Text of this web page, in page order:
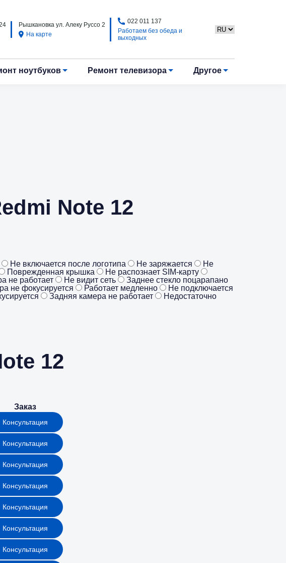
Рышкановка ул. Алеку Руссо 2
На карте
022 011 137
Работаем без обеда и
выходных
ноутбуков Ремонт телевизора Другое
Note 12
Не включается после логотипа Не заряжается
Не
Поврежденная крышка
Не распознает SIM-карту
не работает Не видит сеть
Заднее стекло поцарапано
не фокусируется Работает медленно
Не подключается
Задняя камера не работает
Недостаточно
12
Заказ
Консультация
Консультация
Консультация
Консультация
Консультация
Консультация
Консультация